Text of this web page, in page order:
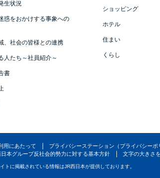
生状況
惑をおかけする事象への
、社会の皆様との連携
人たち～社員紹介～
書
ショッピング
ホテル
住まい
くらし
用にあたって プライバシーステーション（プライバシーポ
本グループ反社会的勢力に対する基本方針
文字の大きさ
トに掲載されている情報はJR西日本が提供しております。